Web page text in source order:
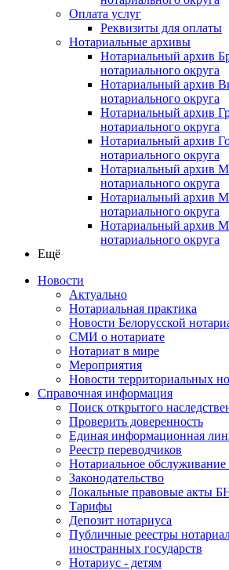
Оплата услуг
Реквизиты для оплаты
Нотариальные архивы
Нотариальный архив
нотариального округа
Нотариальный архив
нотариального округа
Нотариальный архив
нотариального округа
Нотариальный архив
нотариального округа
Нотариальный архив
нотариального округа
Нотариальный архив
нотариального округа
Нотариальный архив
нотариального округа
Ещё
Новости
Актуально
Нотариальная практика
Новости Белорусской
СМИ о нотариате
Нотариат в мире
Мероприятия
Новости территориальных
Справочная информация
Поиск открытого
Проверить доверенность
Единая информационная
Реестр переводчиков
Нотариальное обслуживание
Законодательство
Локальные правовые акты
Тарифы
Депозит нотариуса
Публичные реестры
иностранных государств
Нотариус - детям